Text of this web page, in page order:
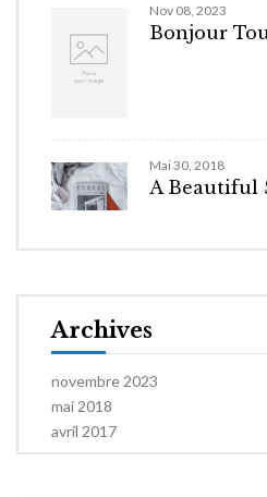
Nov 08, 2023
Bonjour
Mai 30, 2018
A Beautiful
Archives
novembre 2023
mai 2018
avril 2017